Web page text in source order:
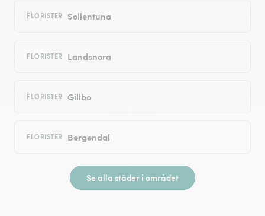
FLORISTER Sollentuna
FLORISTER Landsnora
FLORISTER Gillbo
FLORISTER Bergendal
Se alla städer i området